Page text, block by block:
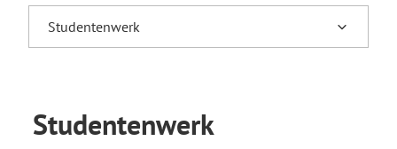
Studentenwerk